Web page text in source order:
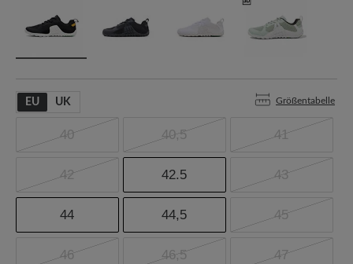
EU UK Größentabelle
40 40,5 41
42 42.5 43
44 44,5 45
46 46,5 47